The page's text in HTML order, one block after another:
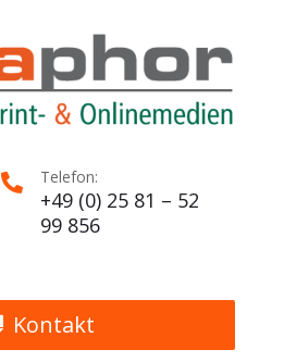
 Telefon:
+49 (0) 25 81 – 52
99 856
Kontakt